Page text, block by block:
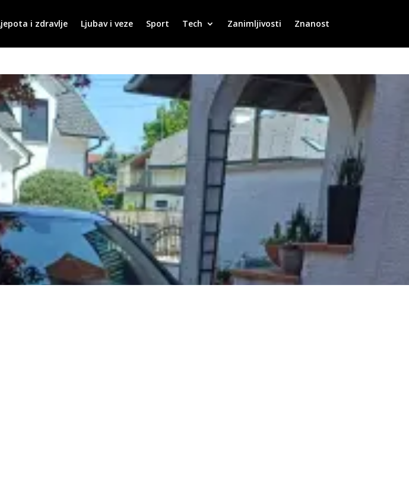
i zdravlje Ljubav i veze Sport Tech Zanimljivosti Znanost